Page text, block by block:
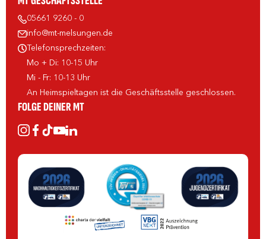
05661 9260 - 0
info@mt-melsungen.de
Telefonsprechzeiten:
Mo + Di: 10-15 Uhr
Mi - Fr: 10-13 Uhr
An Heimspieltagen ist die Geschäftsstelle geschlossen.
FOLGE DEINER MT